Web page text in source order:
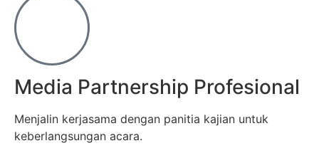
Media Partnership Profesional
Menjalin kerjasama dengan panitia kajian untuk
keberlangsungan acara.